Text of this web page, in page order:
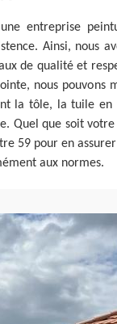
entreprise
Ainsi, nous
de qualité et
nous pouvons
la tôle, la tuile en
Quel que soit
59 pour en
aux normes.